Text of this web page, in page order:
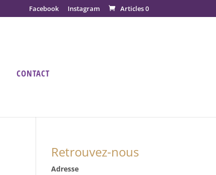
Facebook Instagram Articles 0
CONTACT
Retrouvez-nous
Adresse